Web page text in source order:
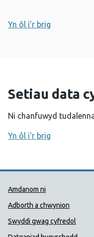
Yn ôl i'r brig
Setiau data
Ni chanfuwyd
Yn ôl i'r brig
Dolenni
Amdanom ni
Adborth a chwynion
Swyddi gwag cyfredol